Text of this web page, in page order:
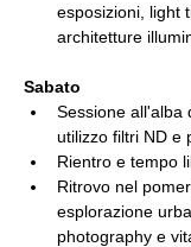
esposizioni, light
architetture
Sabato
Sessione all'alba
utilizzo filtri ND e
Rientro e tempo
Ritrovo nel
esplorazione
photography e